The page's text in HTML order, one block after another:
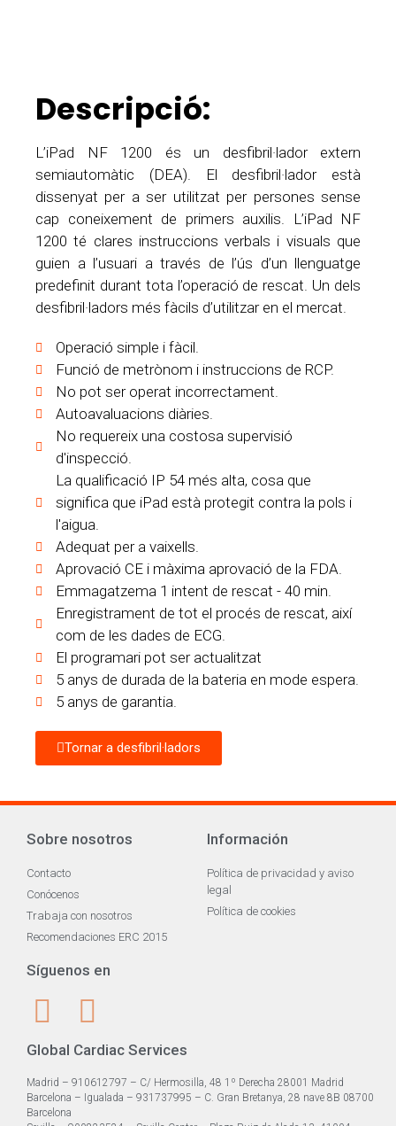
Descripció:
L’iPad NF 1200 és un desfibril·lador extern
semiautomàtic (DEA). El desfibril·lador està
dissenyat per a ser utilitzat per persones sense
cap coneixement de primers auxilis. L’iPad NF
1200 té clares instruccions verbals i visuals que
guien a l’usuari a través de l’ús d’un llenguatge
predefinit durant tota l’operació de rescat. Un dels
desfibril·ladors més fàcils d’utilitzar en el mercat.
Operació simple i fàcil.
Funció de metrònom i instruccions de RCP.
No pot ser operat incorrectament.
Autoavaluacions diàries.
No requereix una costosa supervisió
d'inspecció.
La qualificació IP 54 més alta, cosa que
significa que iPad està protegit contra la pols i
l'aigua.
Adequat per a vaixells.
Aprovació CE i màxima aprovació de la FDA.
Emmagatzema 1 intent de rescat - 40 min.
Enregistrament de tot el procés de rescat, així
com de les dades de ECG.
El programari pot ser actualitzat
5 anys de durada de la bateria en mode espera.
5 anys de garantia.
Tornar a desfibril·ladors
Sobre nosotros
Contacto
Conócenos
Trabaja con nosotros
Recomendaciones ERC 2015
Información
Política de privacidad y aviso
legal
Política de cookies
Síguenos en
Global Cardiac Services
Madrid – 910612797 – C/ Hermosilla, 48 1º Derecha 28001 Madrid
Barcelona – Igualada – 931737995 – C. Gran Bretanya, 28 nave 8B 08700
Barcelona